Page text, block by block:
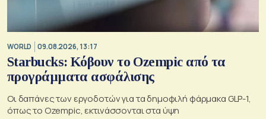
WORLD 09.08.2026, 13:17
Starbucks: Κόβουν το Ozempic από τα
προγράμματα ασφάλισης
Οι δαπάνες των εργοδοτών για τα δημοφιλή φάρμακα GLP-1,
όπως το Ozempic, εκτινάσσονται στα ύψη